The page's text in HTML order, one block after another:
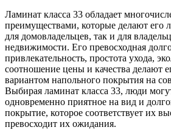
Ламинат класса 33 обладает
преимуществами, которые делают его
для домовладельцев, так и для
недвижимости. Его превосходная
привлекательность, простота ухода,
соотношение цены и качества делают
вариантом напольного покрытия на
Выбирая ламинат класса 33, люди
одновременно приятное на вид и
покрытие, которое соответствует их
превосходит их ожидания.